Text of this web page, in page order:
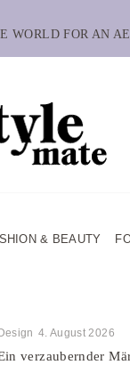
WORLD FOR AN
& BEAUTY
4. August 2026
verzaubernder